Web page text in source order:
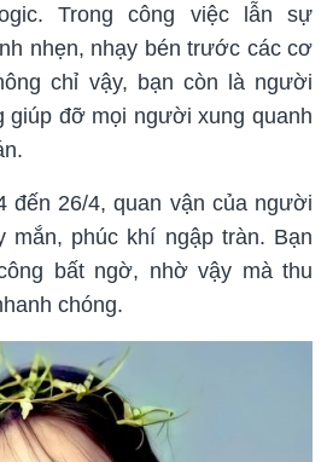
Trong công việc lẫn sự
nhẹn, nhạy bén trước các cơ
chỉ vậy, bạn còn là người
giúp đỡ mọi người xung quanh
đến 26/4, quan vận của người
mắn, phúc khí ngập tràn. Bạn
bất ngờ, nhờ vậy mà thu
chóng.